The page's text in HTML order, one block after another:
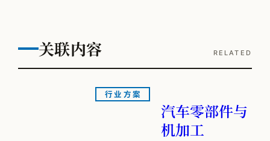
关联内容 RELATED
行业方案
汽车零部件与
机加工